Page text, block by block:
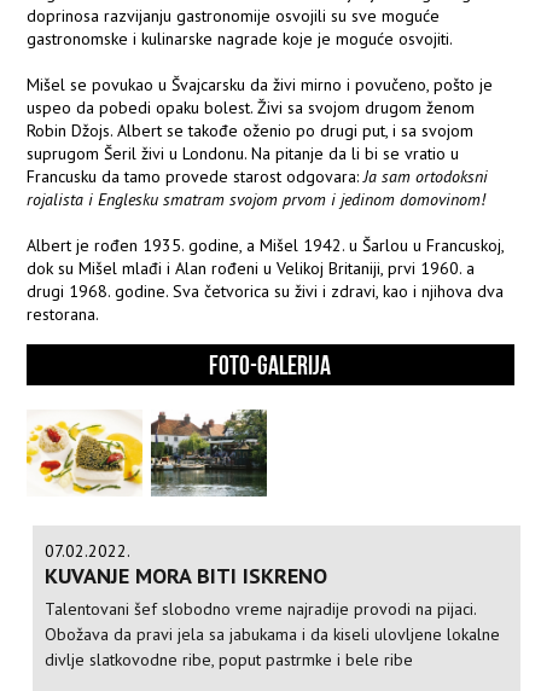
doprinosa razvijanju gastronomije osvojili su sve moguće
gastronomske i kulinarske nagrade koje je moguće osvojiti.
Mišel se povukao u Švajcarsku da živi mirno i povučeno, pošto je
uspeo da pobedi opaku bolest. Živi sa svojom drugom ženom
Robin Džojs. Albert se takođe oženio po drugi put, i sa svojom
suprugom Šeril živi u Londonu. Na pitanje da li bi se vratio u
Francusku da tamo provede starost odgovara:Ja sam ortodoksni
rojalista i Englesku smatram svojom prvom i jedinom domovinom!
Albert je rođen 1935. godine, a Mišel 1942. u Šarlou u Francuskoj,
dok su Mišel mlađi i Alan rođeni u Velikoj Britaniji, prvi 1960. a
drugi 1968. godine. Sva četvorica su živi i zdravi, kao i njihova dva
restorana.
FOTO-GALERIJA
07.02.2022.
KUVANJE MORA BITI ISKRENO
Talentovani šef slobodno vreme najradije provodi na pijaci.
Obožava da pravi jela sa jabukama i da kiseli ulovljene lokalne
divlje slatkovodne ribe, poput pastrmke i bele ribe